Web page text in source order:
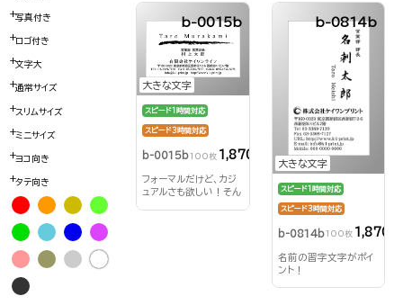
写真付き
ロゴ付き
文字大
通常サイズ
スリムサイズ
ミニサイズ
ヨコ向き
タテ向き
大きな文字
b-0015b
スピード1時間対応
スピード3時間対応
b-0015b100枚 1,870円
フォーマルだけど、カジ
ュアルさも欲しい！そん
大きな文字
b-0814b
スピード1時間対応
スピード3時間対応
b-0814b100枚 1,870円
名前の習字文字がポイ
ント！